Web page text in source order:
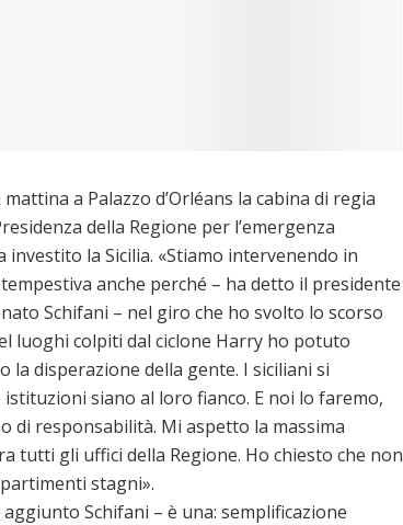
a Palazzo d’Orléans la cabina di regia
della Regione per l’emergenza
investito la Sicilia. «Stiamo intervenendo in
anche perché – ha detto il presidente
Schifani – nel giro che ho svolto lo scorso
luoghi colpiti dal ciclone Harry ho potuto
la disperazione della gente. I siciliani si
siano al loro fianco. E noi lo faremo,
di responsabilità. Mi aspetto la massima
tutti gli uffici della Regione. Ho chiesto che non
stagni».
Schifani – è una: semplificazione